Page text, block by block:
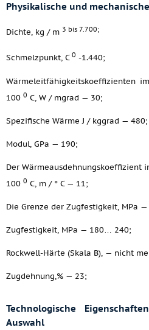
Physikalische und
Dichte, kg / m 3 bis 7.700;
Schmelzpunkt, C 0 -1.440;
Wärmeleitfähigkeitskoeffizienten
100 0 C, W / mgrad — 30;
Spezifische Wärme J / kggrad — 480;
Modul, GPa — 190;
Der Wärmeausdehnungskoeffizient
100 0 C, m / ° C — 11;
Die Grenze der Zugfestigkeit, MPa —
Zugfestigkeit, MPa — 180… 240;
Rockwell-Härte (Skala B), — nicht
Zugdehnung,% — 23;
Technologische
Auswahl